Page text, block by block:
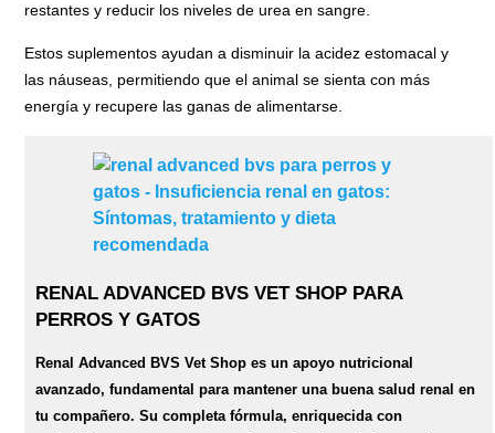
restantes y reducir los niveles de urea en sangre.
Estos suplementos ayudan a disminuir la acidez estomacal y
las náuseas, permitiendo que el animal se sienta con más
energía y recupere las ganas de alimentarse.
RENAL ADVANCED BVS VET SHOP PARA
PERROS Y GATOS
Renal Advanced BVS Vet Shop es un apoyo nutricional
avanzado, fundamental para mantener una buena salud renal en
tu compañero. Su completa fórmula, enriquecida con